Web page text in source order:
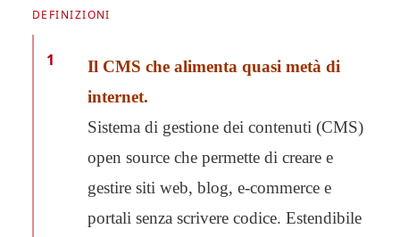
DEFINIZIONI
1
Il CMS che alimenta quasi metà di
internet.
Sistema di gestione dei contenuti (CMS)
open source che permette di creare e
gestire siti web, blog, e-commerce e
portali senza scrivere codice. Estendibile